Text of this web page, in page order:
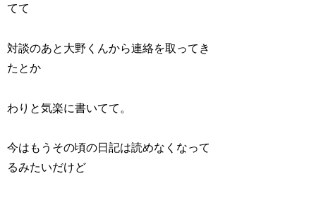
てて
対談のあと大野くんから連絡を取ってき
たとか
わりと気楽に書いてて。
今はもうその頃の日記は読めなくなって
るみたいだけど